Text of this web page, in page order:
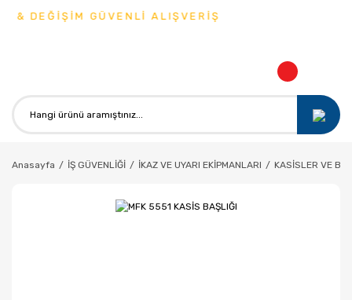
& DEĞİŞİM GÜVENLİ ALIŞVERİŞ
Anasayfa İŞ GÜVENLİĞİ İKAZ VE UYARI EKİPMANLARI KASİSLER VE